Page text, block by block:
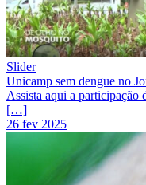
Slider
Unicamp sem dengue no
Assista aqui a participação
[…]
26 fev 2025